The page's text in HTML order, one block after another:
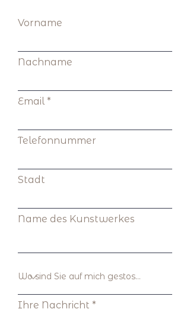
Vorname
Nachname
Email
Telefonnummer
Stadt
Name des Kunstwerkes
Ihre Nachricht